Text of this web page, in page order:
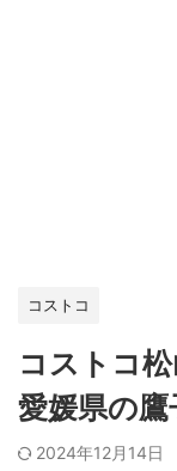
コストコ
コストコ
愛媛県の
2024年12月14日